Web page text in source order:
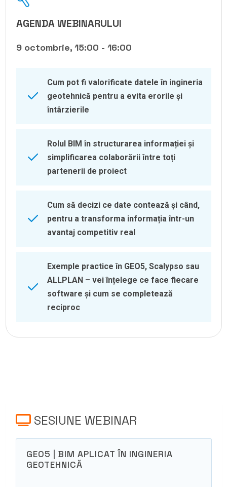
AGENDA WEBINARULUI
9 octombrie, 15:00 - 16:00
Cum pot fi valorificate datele în ingineria
geotehnică pentru a evita erorile și
întârzierile
Rolul BIM în structurarea informației și
simplificarea colaborării între toți
partenerii de proiect
Cum să decizi ce date contează și când,
pentru a transforma informația într-un
avantaj competitiv real
Exemple practice în GEO5, Scalypso sau
ALLPLAN – vei înțelege ce face fiecare
software și cum se completează
reciproc
SESIUNE WEBINAR
GEO5 | BIM APLICAT ÎN INGINERIA
GEOTEHNICĂ